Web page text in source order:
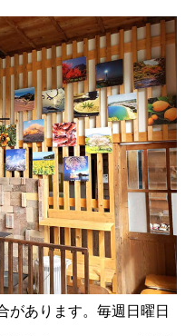
があります。毎週日曜日